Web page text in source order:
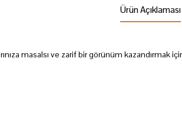
Ürün Açıklaması
masalsı ve zarif bir görünüm kazandırmak